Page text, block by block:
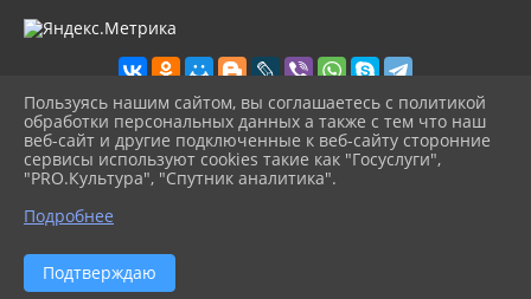
2026 г. nolinsk-museum.ru
Вход
Карта сайта
Политика обработки персональных данных
Сделано на KubCMS
Разработка и поддержка
Пользуясь нашим сайтом, вы соглашаетесь с политикой
обработки персональных данных а также с тем что наш
веб-сайт и другие подключенные к веб-сайту сторонние
сервисы используют cookies такие как "Госуслуги",
"PRO.Культура", "Спутник аналитика".
Подробнее
Подтверждаю